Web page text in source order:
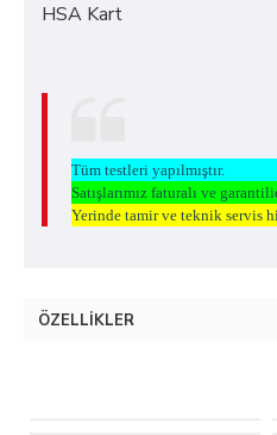
HSA Kart
Tüm testleri yapılmıştır.
Satışlarımız faturalı ve
Yerinde tamir ve teknik servis
ÖZELLIKLER